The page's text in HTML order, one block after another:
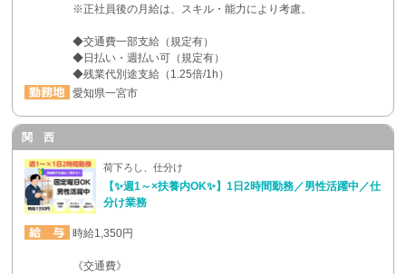
※正社員後の月給は、スキル・能力により考慮。
◆交通費一部支給（規定有）
◆日払い・週払い可（規定有）
◆残業代別途支給（1.25倍/1h）
愛知県一宮市
関 西
荷下ろし、仕分け
【✨週1～×扶養内OK✨】1日2時間勤務／男性活躍中／仕
分け業務
時給1,350円
《交通費》